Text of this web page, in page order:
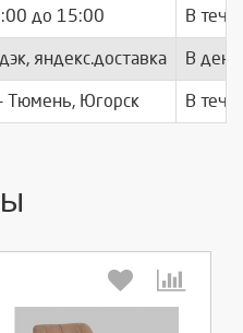
до 15:00 В
яндекс.доставка В день
Тюмень, Югорск В